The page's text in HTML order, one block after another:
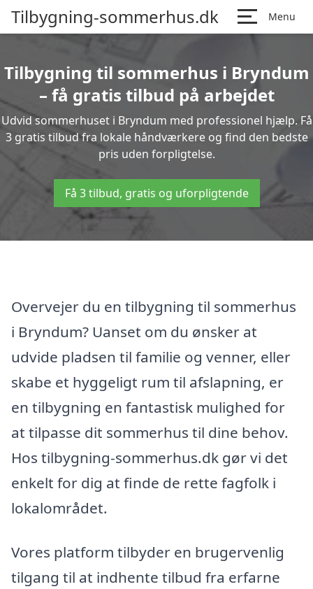
Tilbygning-sommerhus.dk Menu
Tilbygning til sommerhus i Bryndum
– få gratis tilbud på arbejdet
Udvid sommerhuset i Bryndum med professionel hjælp. Få
3 gratis tilbud fra lokale håndværkere og find den bedste
pris uden forpligtelse.
Få 3 tilbud, gratis og uforpligtende
Overvejer du en tilbygning til sommerhus
i Bryndum? Uanset om du ønsker at
udvide pladsen til familie og venner, eller
skabe et hyggeligt rum til afslapning, er
en tilbygning en fantastisk mulighed for
at tilpasse dit sommerhus til dine behov.
Hos tilbygning-sommerhus.dk gør vi det
enkelt for dig at finde de rette fagfolk i
lokalområdet.
Vores platform tilbyder en brugervenlig
tilgang til at indhente tilbud fra erfarne